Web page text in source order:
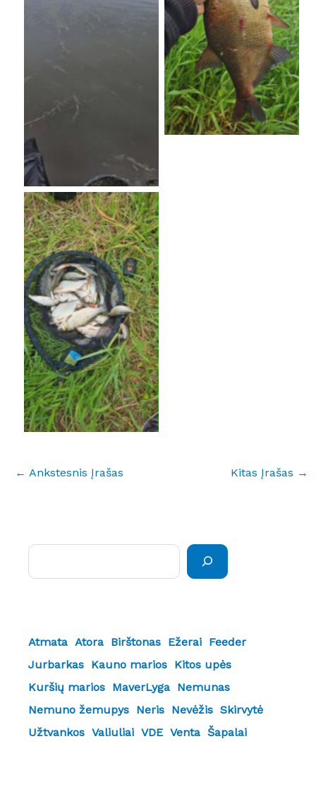
No Caption
No Caption
← Ankstesnis Įrašas Kitas Įrašas →
Atmata Atora Birštonas Ežerai Feeder
Jurbarkas Kauno marios Kitos upės
Kuršių marios MaverLyga Nemunas
Nemuno žemupys Neris Nevėžis Skirvytė
Užtvankos Valiuliai VDE Venta Šapalai